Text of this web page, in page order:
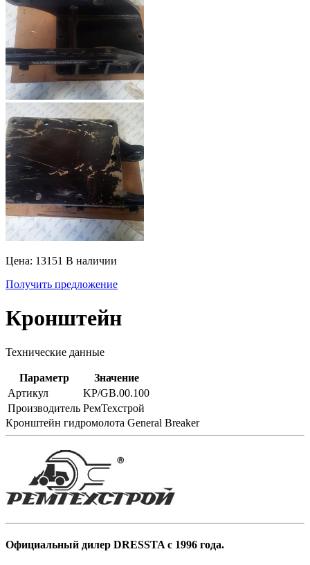
Цена: 13151 В наличии
Получить предложение
Кронштейн
Технические данные
Параметр
Значение
Артикул
KP/GB.00.100
Производитель РемТехстрой
Кронштейн гидромолота General Breaker
Официальный дилер DRESSTA с 1996 года.